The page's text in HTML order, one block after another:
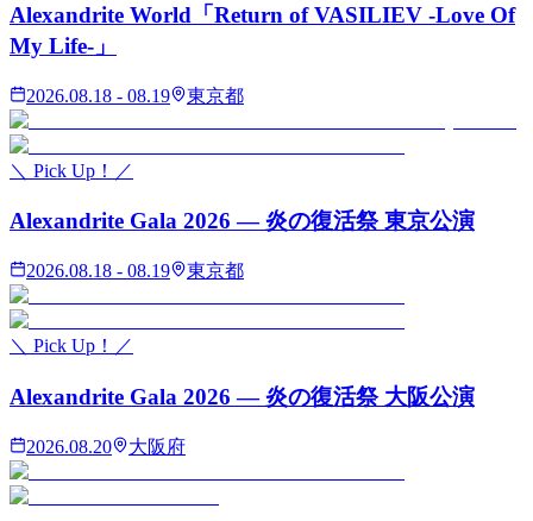
Alexandrite World「Return of VASILIEV -Love Of
My Life-」
2026.08.18 - 08.19 東京都
＼ Pick Up！／
Alexandrite Gala 2026 — 炎の復活祭 東京公演
2026.08.18 - 08.19 東京都
＼ Pick Up！／
Alexandrite Gala 2026 — 炎の復活祭 大阪公演
2026.08.20 大阪府